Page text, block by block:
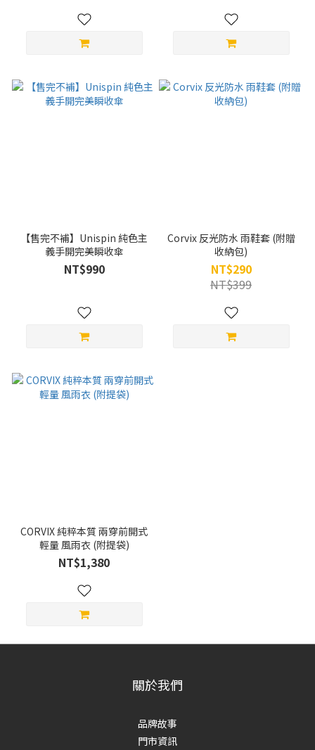
【售完不補】Unispin 純色主
義手開完美瞬收傘
NT$990
Corvix 反光防水 雨鞋套 (附贈
收納包)
NT$290
NT$399
CORVIX 純粹本質 兩穿前開式
輕量 風雨衣 (附提袋)
NT$1,380
關於我們
品牌故事
門市資訊